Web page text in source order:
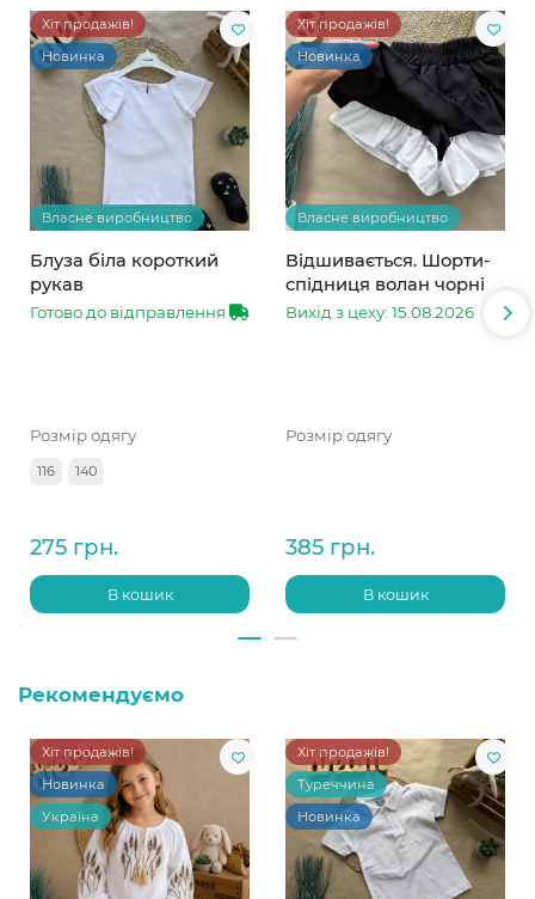
Хіт продажів!
Новинка
Власне виробництво
Блуза біла короткий
рукав
Готово до відправлення
Розмір одягу
116 140
275 грн.
В кошик
Хіт продажів!
Новинка
Власне виробництво
Відшивається. Шорти-
спідниця волан чорні
Вихід з цеху: 15.08.2026
Розмір одягу
385 грн.
В кошик
Рекомендуємо
Хіт продажів!
Новинка
Україна
Хіт продажів!
Туреччина
Новинка